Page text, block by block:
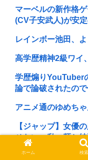
マーベルの新作格
(CV子安武人)が安
レインボー池田、
高学歴精神2級ワイ
学歴煽りYouTuber
論で論破されたの
アニメ通のゆめち
【ジャップ】女優
せない。私、麺と
北斗晶、北海道大
ホーム 検索